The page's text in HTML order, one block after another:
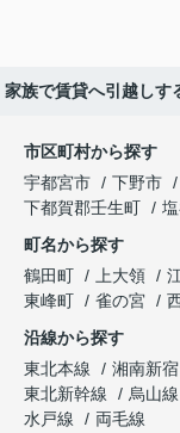
家族で賃貸へ引越しす
市区町村から探す
宇都宮市
下野市
下都賀郡壬生町
町名から探す
鶴田町
上大領
東峰町
雀の宮
沿線から探す
東北本線
湘南新
東北新幹線
烏山線
水戸線
両毛線